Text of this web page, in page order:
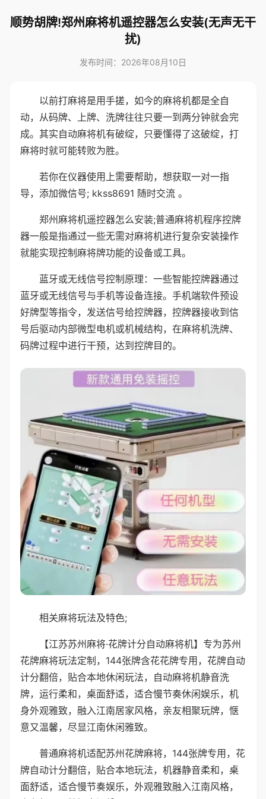
顺势胡牌!郑州麻将机遥控器怎么安装(无声无干
扰)
发布时间：2026年08月10日
以前打麻将是用手搓，如今的麻将机都是全自
动，从码牌、上牌、洗牌往往只要一到两分钟就会完
成。其实自动麻将机有破绽，只要懂得了这破绽，打
麻将时就可能转败为胜。
若你在仪器使用上需要帮助，想获取一对一指
导，添加微信号; kkss8691 随时交流 。
郑州麻将机遥控器怎么安装;普通麻将机程序控牌
器一般是指通过一些无需对麻将机进行复杂安装操作
就能实现控制麻将牌功能的设备或工具。
蓝牙或无线信号控制原理：一些智能控牌器通过
蓝牙或无线信号与手机等设备连接。手机端软件预设
好牌型等指令，发送信号给控牌器，控牌器接收到信
号后驱动内部微型电机或机械结构，在麻将机洗牌、
码牌过程中进行干预，达到控牌目的。
相关麻将玩法及特色;
【江苏苏州麻将·花牌计分自动麻将机】专为苏州
花牌麻将玩法定制，144张牌含花花牌专用，花牌自动
计分翻倍，贴合本地休闲玩法，自动麻将机静音洗
牌，运行柔和，桌面舒适，适合慢节奏休闲娱乐，机
身外观雅致，融入江南居家风格，亲友相聚玩牌，惬
意又温馨，尽显江南休闲雅致。
普通麻将机适配苏州花牌麻将，144张牌专用，花
牌自动计分翻倍，贴合本地玩法，机器静音柔和，桌
面舒适，适合慢节奏娱乐，外观雅致融入江南风格，